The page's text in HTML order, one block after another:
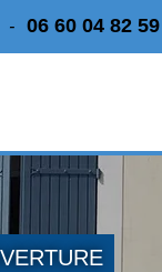
- 06 60 04 82 59